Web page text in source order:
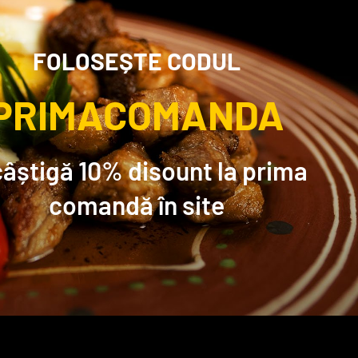
FOLOSEȘTE CODUL
10% disount la prima
comandă în site